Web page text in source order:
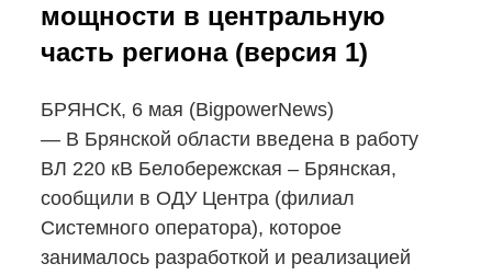
мощности в центральную
часть региона (версия 1)
БРЯНСК, 6 мая (BigpowerNews)
— В Брянской области введена в работу
ВЛ 220 кВ Белобережская – Брянская,
сообщили в ОДУ Центра (филиал
Системного оператора), которое
занималось разработкой и реализацией